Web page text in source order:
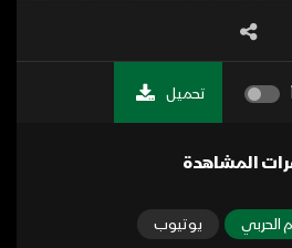
تحميل
المشاهدة
الحربي يوتيوب